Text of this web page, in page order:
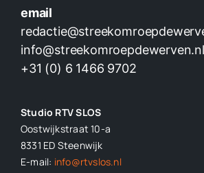
email
info@streekomroepdewerven.nl
+31 (0) 6 1466 9702
Studio RTV SLOS
Oostwijkstraat 10-a
8331 ED Steenwijk
E-mail: info@rtvslos.nl